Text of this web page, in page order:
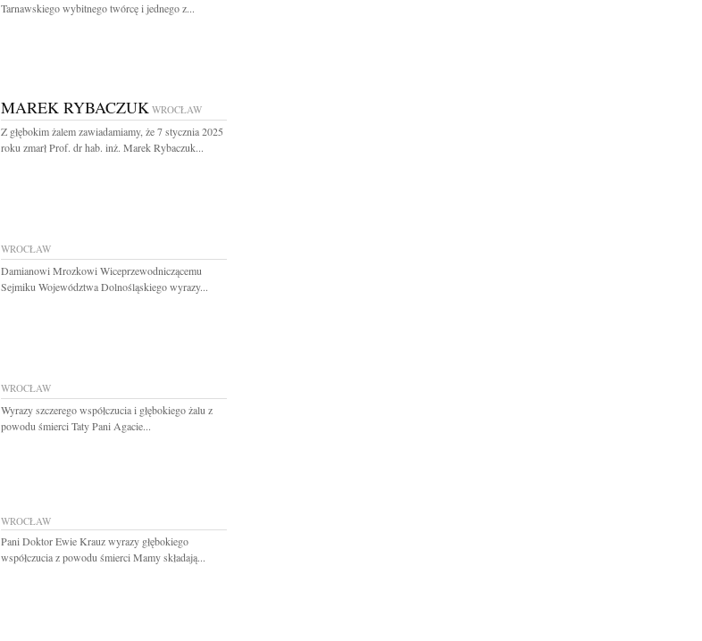
Tarnawskiego wybitnego twórcę i jednego z...
MAREK RYBACZUK WROCŁAW
Z głębokim żalem zawiadamiamy, że 7 stycznia 2025
roku zmarł Prof. dr hab. inż. Marek Rybaczuk...
WROCŁAW
Damianowi Mrozkowi Wiceprzewodniczącemu
Sejmiku Województwa Dolnośląskiego wyrazy...
WROCŁAW
Wyrazy szczerego współczucia i głębokiego żalu z
powodu śmierci Taty Pani Agacie...
WROCŁAW
Pani Doktor Ewie Krauz wyrazy głębokiego
współczucia z powodu śmierci Mamy składają...